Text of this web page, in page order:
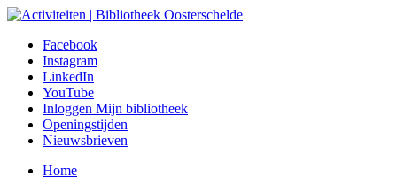
Facebook
Instagram
LinkedIn
YouTube
Inloggen Mijn bibliotheek
Openingstijden
Nieuwsbrieven
Home